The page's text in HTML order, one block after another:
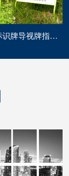
深圳医院标识牌导视牌指示路牌设计制作